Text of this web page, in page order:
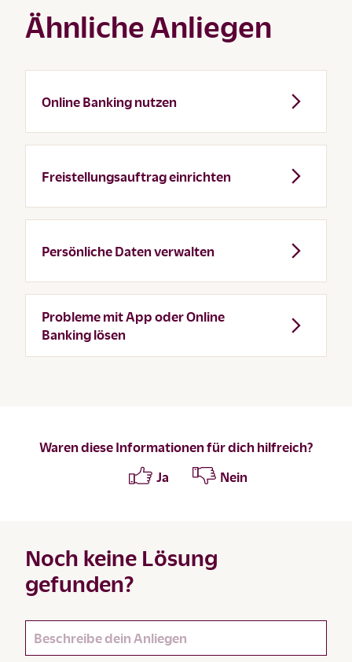
Ähnliche Anliegen
Online Banking nutzen
Freistellungsauftrag einrichten
Persönliche Daten verwalten
Probleme mit App oder Online
Banking lösen
Waren diese Informationen für dich hilfreich?
Ja
Nein
Noch keine Lösung
gefunden?